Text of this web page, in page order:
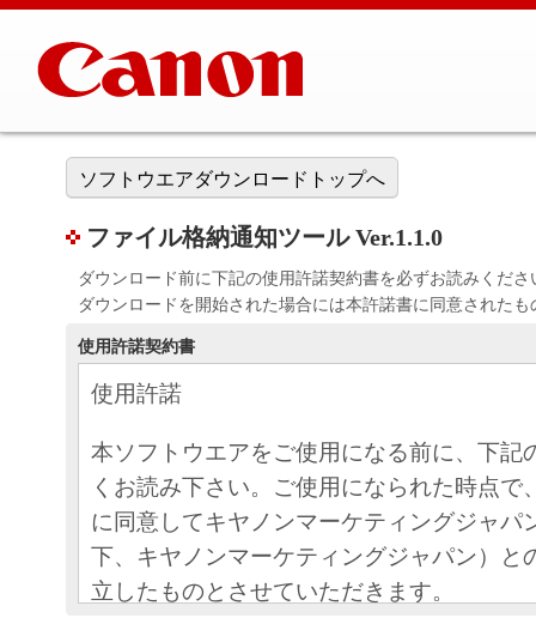
ソフトウエアダウンロードトップへ
ファイル格納通知ツール Ver.1.1.0
ダウンロード前に下記の使用許諾契約書を必ずお読みくださ
ダウンロードを開始された場合には本許諾書に同意された
使用許諾契約書
使用許諾
本ソフトウエアをご使用になる前に、下記
くお読み下さい。ご使用になられた時点で
に同意してキヤノンマーケティングジャパ
下、キヤノンマーケティングジャパン）と
立したものとさせていただきます。